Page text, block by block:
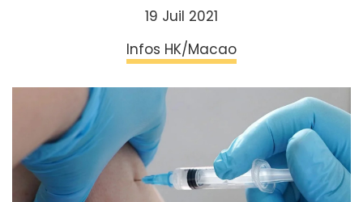
19 Juil 2021
Infos HK/Macao